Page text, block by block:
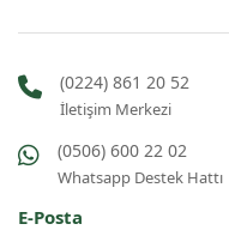
(0224) 861 20 52
İletişim Merkezi
(0506) 600 22 02
Whatsapp Destek Hattı
E-Posta